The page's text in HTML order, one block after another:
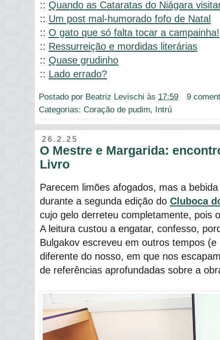
:: Quando as Cataratas do Niágara
:: Um post mal-humorado fofo de Natal
:: O gato que só falta tocar a campainha!
:: Ressurreição e mordidas literárias
:: Quase grudinho
:: Lado errado?
Postado por Beatriz Levischi às 17:59
9
Categorias: Coração de pudim, Intrú
26.2.25
O Mestre e Margarida:
Livro
Parecem limões afogados, mas a
durante a segunda edição do Cluboca
cujo gelo derreteu completamente, pois
A leitura custou a engatar, confesso,
Bulgakov escreveu em outros tempos
diferente do nosso, em que nos
de referências aprofundadas sobre a